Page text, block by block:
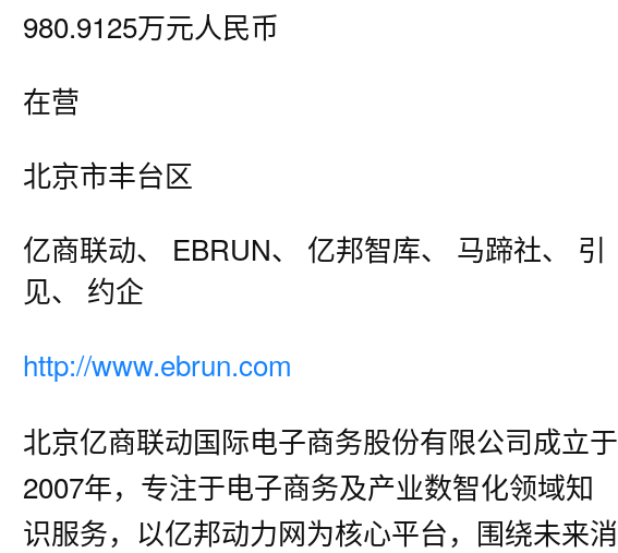
980.9125万元人民币
在营
北京市丰台区
亿商联动、 EBRUN、 亿邦智库、 马蹄社、 引
见、 约企
http://www.ebrun.com
北京亿商联动国际电子商务股份有限公司成立于
2007年，专注于电子商务及产业数智化领域知
识服务，以亿邦动力网为核心平台，围绕未来消